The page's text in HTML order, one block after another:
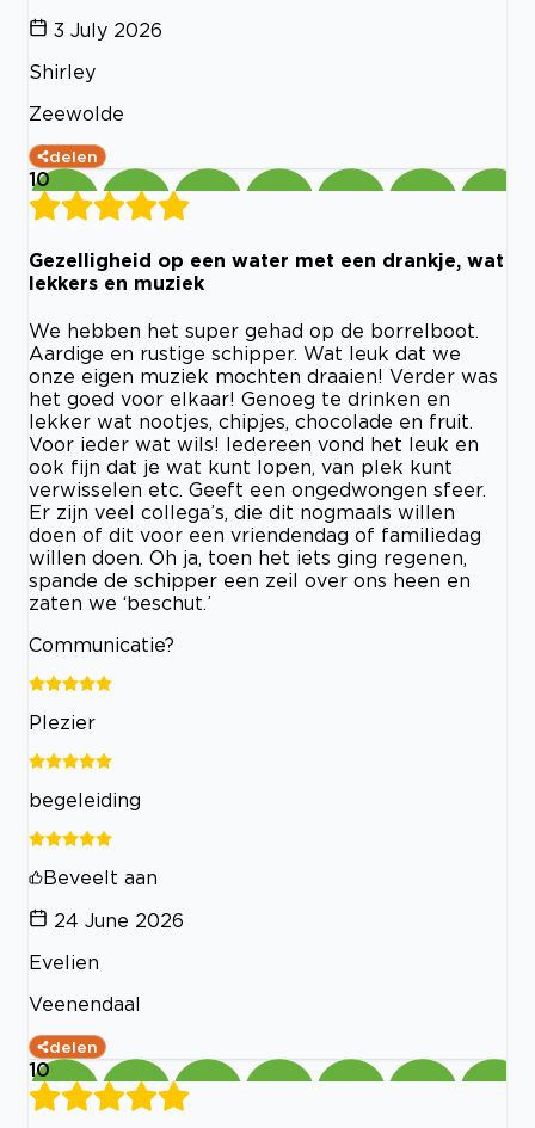
3 July 2026
Shirley
Zeewolde
delen
10
Gezelligheid op een water met een drankje, wat
lekkers en muziek
We hebben het super gehad op de borrelboot.
Aardige en rustige schipper. Wat leuk dat we
onze eigen muziek mochten draaien! Verder was
het goed voor elkaar! Genoeg te drinken en
lekker wat nootjes, chipjes, chocolade en fruit.
Voor ieder wat wils! Iedereen vond het leuk en
ook fijn dat je wat kunt lopen, van plek kunt
verwisselen etc. Geeft een ongedwongen sfeer.
Er zijn veel collega’s, die dit nogmaals willen
doen of dit voor een vriendendag of familiedag
willen doen. Oh ja, toen het iets ging regenen,
spande de schipper een zeil over ons heen en
zaten we ‘beschut.’
Communicatie?
Plezier
begeleiding
Beveelt aan
24 June 2026
Evelien
Veenendaal
delen
10